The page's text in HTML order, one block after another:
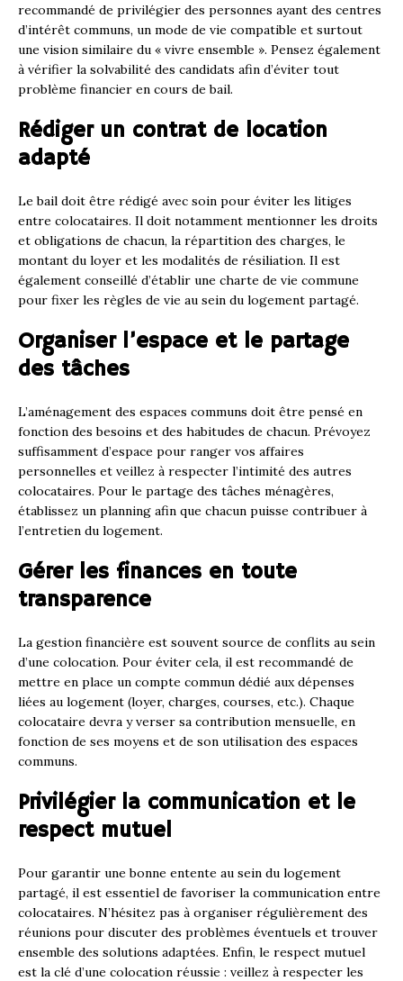
recommandé de privilégier des personnes ayant des centres
d’intérêt communs, un mode de vie compatible et surtout
une vision similaire du « vivre ensemble ». Pensez également
à vérifier la solvabilité des candidats afin d’éviter tout
problème financier en cours de bail.
Rédiger un contrat de location
adapté
Le bail doit être rédigé avec soin pour éviter les litiges
entre colocataires. Il doit notamment mentionner les droits
et obligations de chacun, la répartition des charges, le
montant du loyer et les modalités de résiliation. Il est
également conseillé d’établir une charte de vie commune
pour fixer les règles de vie au sein du logement partagé.
Organiser l’espace et le partage
des tâches
L’aménagement des espaces communs doit être pensé en
fonction des besoins et des habitudes de chacun. Prévoyez
suffisamment d’espace pour ranger vos affaires
personnelles et veillez à respecter l’intimité des autres
colocataires. Pour le partage des tâches ménagères,
établissez un planning afin que chacun puisse contribuer à
l’entretien du logement.
Gérer les finances en toute
transparence
La gestion financière est souvent source de conflits au sein
d’une colocation. Pour éviter cela, il est recommandé de
mettre en place un compte commun dédié aux dépenses
liées au logement (loyer, charges, courses, etc.). Chaque
colocataire devra y verser sa contribution mensuelle, en
fonction de ses moyens et de son utilisation des espaces
communs.
Privilégier la communication et le
respect mutuel
Pour garantir une bonne entente au sein du logement
partagé, il est essentiel de favoriser la communication entre
colocataires. N’hésitez pas à organiser régulièrement des
réunions pour discuter des problèmes éventuels et trouver
ensemble des solutions adaptées. Enfin, le respect mutuel
est la clé d’une colocation réussie : veillez à respecter les